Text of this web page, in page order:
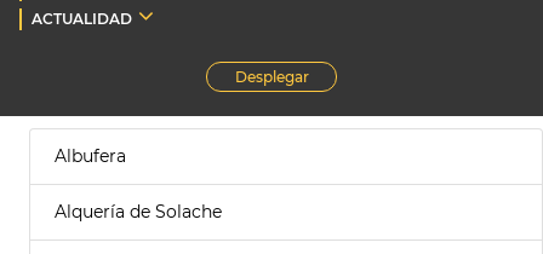
ACTUALIDAD
Desplegar
Albufera
Alquería de Solache